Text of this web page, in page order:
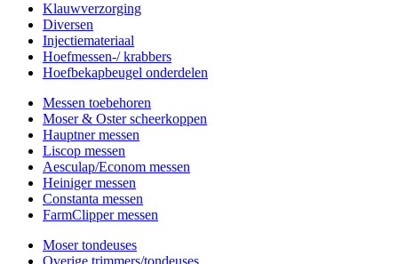
Klauwverzorging
Diversen
Injectiemateriaal
Hoefmessen-/ krabbers
Hoefbekapbeugel onderdelen
Messen toebehoren
Moser & Oster scheerkoppen
Hauptner messen
Liscop messen
Aesculap/Econom messen
Heiniger messen
Constanta messen
FarmClipper messen
Moser tondeuses
Overige trimmers/tondeuses